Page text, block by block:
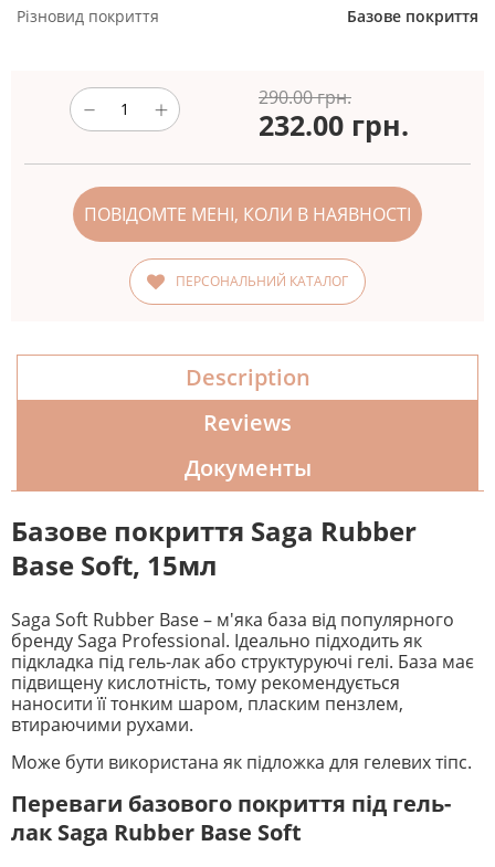
Різновид покриття
Базове покриття
290.00 грн.
232.00 грн.
ПОВІДОМТЕ МЕНІ, КОЛИ В НАЯВНОСТІ
ПЕРСОНАЛЬНИЙ КАТАЛОГ
Description
Reviews
Документы
Базове покриття Saga Rubber
Base Soft, 15мл
Saga Soft Rubber Base – м'яка база від популярного
бренду Saga Professional. Ідеально підходить як
підкладка під гель-лак або структуруючі гелі. База має
підвищену кислотність, тому рекомендується
наносити її тонким шаром, пласким пензлем,
втираючими рухами.
Може бути використана як підложка для гелевих тіпс.
Переваги базового покриття під гель-
лак Saga Rubber Base Soft